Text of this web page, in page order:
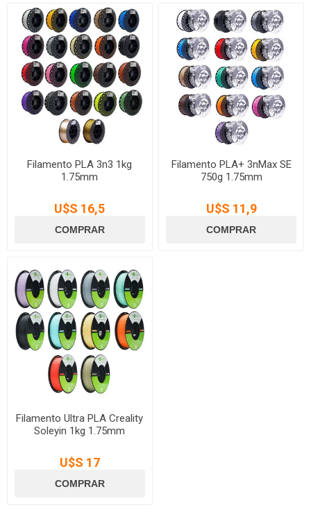
Filamento PLA 3n3 1kg
1.75mm
U$S 16,5
Filamento PLA+ 3nMax SE
750g 1.75mm
U$S 11,9
Filamento Ultra PLA Creality
Soleyin 1kg 1.75mm
U$S 17